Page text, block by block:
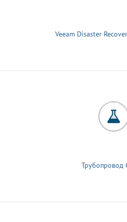
Veeam Disaster
Трубопровод